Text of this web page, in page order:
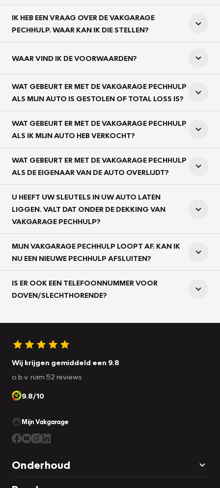
IK HEB EEN VRAAG OVER DE VAKGARAGE
PECHHULP. WAAR KAN IK DIE STELLEN?
WAAR VIND IK DE VOORWAARDEN?
WAT GEBEURT ER MET DE VAKGARAGE PECHHULP
ALS MIJN AUTO IS GESTOLEN OF TOTAL LOSS IS?
WAT GEBEURT ER MET DE VAKGARAGE PECHHULP
ALS IK MIJN AUTO HEB VERKOCHT?
WAT GEBEURT ER MET DE VAKGARAGE PECHHULP
ALS DE EIGENAAR VAN DE AUTO OVERLIJDT?
U HEEFT UW SLEUTELS IN UW AUTO LATEN
LIGGEN. VALT DAT ONDER DE DEKKING VAN
VAKGARAGE PECHHULP?
MIJN VAKGARAGE PECHHULP LOOPT AF. KAN IK
NU EEN NIEUWE PECHHULP AFSLUITEN?
IS ER OOK EEN TELEFOONNUMMER VOOR
DOVEN/SLECHTHORENDE?
Wij krijgen gemiddeld een 9.8
o.b.v. ruim 52 reviews
9.8/10
Mijn Vakgarage
Onderhoud